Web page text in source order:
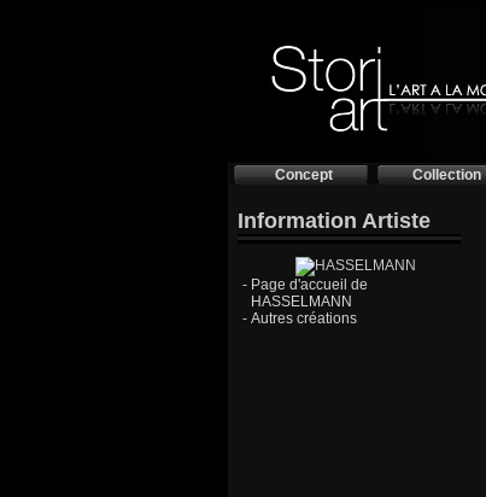
Concept Collection
Information Artiste
- Page d'accueil de
HASSELMANN
- Autres créations